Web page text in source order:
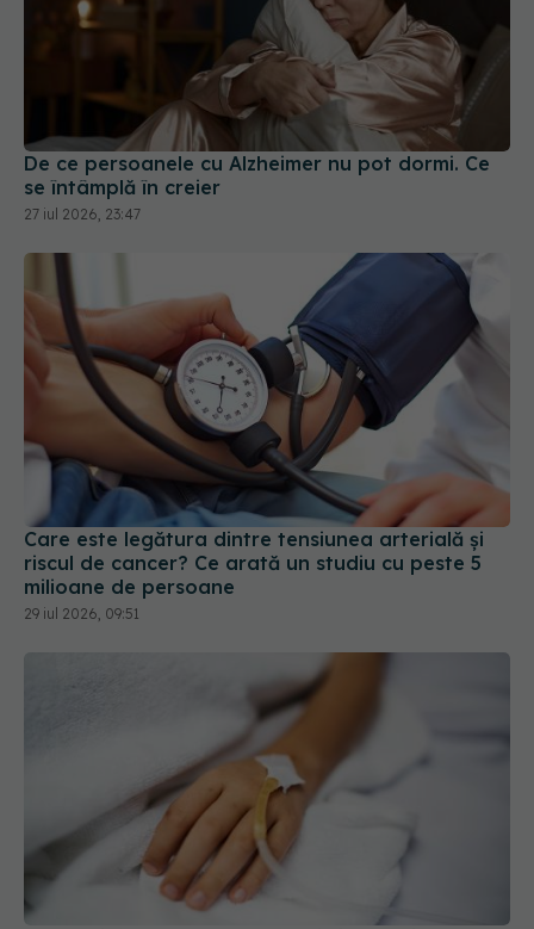
De ce persoanele cu Alzheimer nu pot dormi. Ce
se întâmplă în creier
27 iul 2026, 23:47
Care este legătura dintre tensiunea arterială și
riscul de cancer? Ce arată un studiu cu peste 5
milioane de persoane
29 iul 2026, 09:51
O proteină care sabotează chimioterapia ar
putea deveni noua țintă a tratamentelor
anticancer